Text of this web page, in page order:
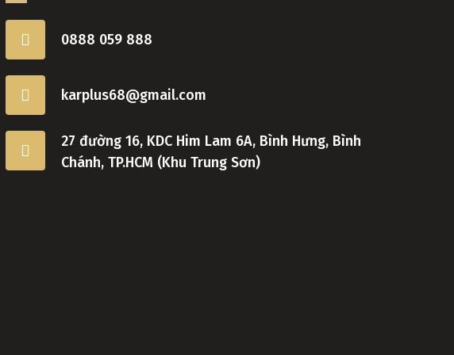
0888 059 888
karplus68@gmail.com
27 đường 16, KDC Him Lam 6A, Bình Hưng, Bình
Chánh, TP.HCM (Khu Trung Sơn)